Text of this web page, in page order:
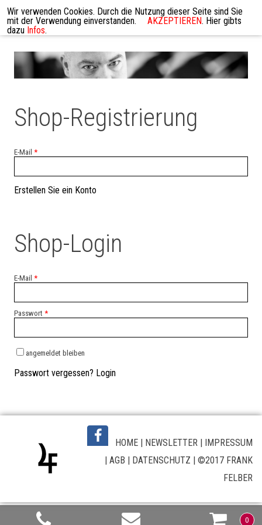
0
Shop-Registrierung
E-Mail *
Erstellen Sie ein Konto
Shop-Login
E-Mail *
Passwort *
angemeldet bleiben
Passwort vergessen? Login
HOME | NEWSLETTER | IMPRESSUM
| AGB | DATENSCHUTZ | ©2017 FRANK
FELBER
Wir verwenden Cookies. Durch die Nutzung dieser Seite sind Sie
mit der Verwendung einverstanden.
AKZEPTIEREN. Hier gibts
dazu Infos.